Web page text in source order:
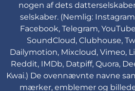
nogen af dets
selskaber. (Nemlig:
Facebook, Telegram,
SoundCloud, Clubhouse,
Dailymotion, Mixcloud, Vimeo,
Reddit, IMDb, Datpiff, Quora,
Kwai.) De ovennævnte navne
mærker, emblemer og